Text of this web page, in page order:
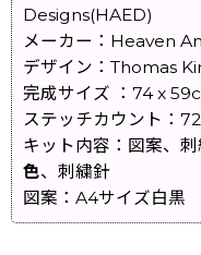
Designs(HAED)
メーカー：Heaven
デザイン：Thomas
完成サイズ ：74 x
ステッチカウント：
キット内容：図案、
色、刺繍針
図案：A4サイズ白黒